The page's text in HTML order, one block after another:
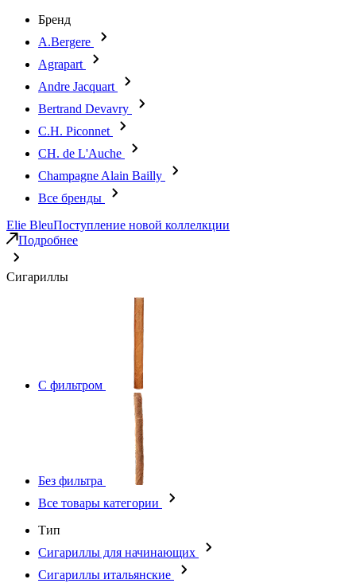
Бренд
A.Bergere
Agrapart
Andre Jacquart
Bertrand Devavry
C.H. Piconnet
CH. de L'Auche
Champagne Alain Bailly
Все бренды
Elie BleuПоступление новой коллелкции
Подробнее
Сигариллы
С фильтром
Без фильтра
Все товары категории
Тип
Сигариллы для начинающих
Сигариллы итальянские